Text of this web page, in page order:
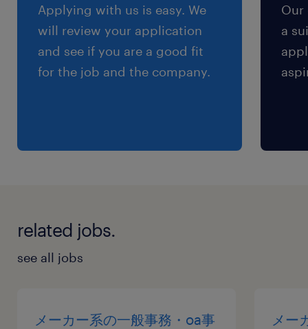
▼残業ほぼなし！
Applying with us is easy. We
will review your application
and see if you are a good fit
for the job and the company.
Our
a
related jobs.
see all jobs
メーカー系の一般事務・oa事
メー